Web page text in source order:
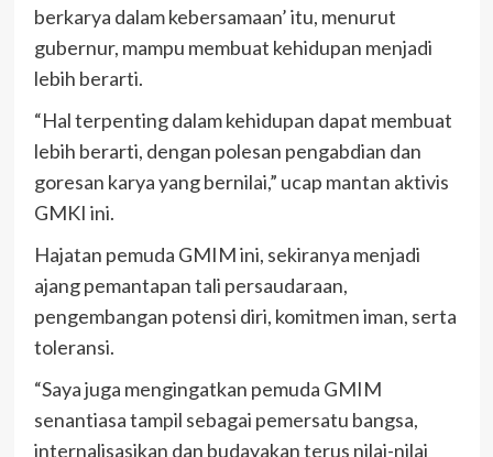
berkarya dalam kebersamaan’ itu, menurut
gubernur, mampu membuat kehidupan menjadi
lebih berarti.
“Hal terpenting dalam kehidupan dapat membuat
lebih berarti, dengan polesan pengabdian dan
goresan karya yang bernilai,” ucap mantan aktivis
GMKI ini.
Hajatan pemuda GMIM ini, sekiranya menjadi
ajang pemantapan tali persaudaraan,
pengembangan potensi diri, komitmen iman, serta
toleransi.
“Saya juga mengingatkan pemuda GMIM
senantiasa tampil sebagai pemersatu bangsa,
internalisasikan dan budayakan terus nilai-nilai